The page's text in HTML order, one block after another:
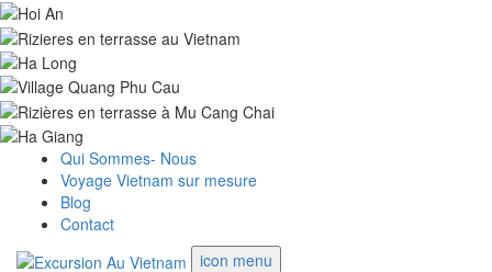
Qui Sommes- Nous
Voyage Vietnam sur mesure
Blog
Contact
icon menu